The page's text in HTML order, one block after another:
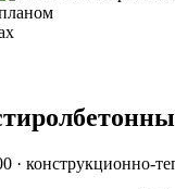
· конструкционно-